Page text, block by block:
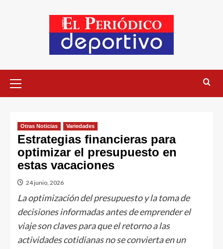
Otras Noticias Variedades
Estrategias financieras para
optimizar el presupuesto en
estas vacaciones
24 junio, 2026
La optimización del presupuesto y la toma de
decisiones informadas antes de emprender el
viaje son claves para que el retorno a las
actividades cotidianas no se convierta en un